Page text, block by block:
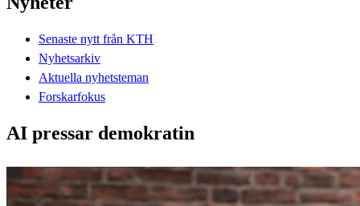
Senaste nytt från KTH
Nyhetsarkiv
Aktuella nyhetsteman
Forskarfokus
AI pressar demokratin